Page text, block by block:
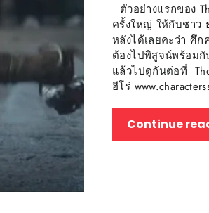
ตัวอย่างแรกของ
ครั้งใหญ่ ให้กับชาว
หลังได้เลยคะว่า ศึ
ต้องไปพิสูจน์พร้อมกั
แล้วไปดูกันต่อที่
ฮีโร่
Continue